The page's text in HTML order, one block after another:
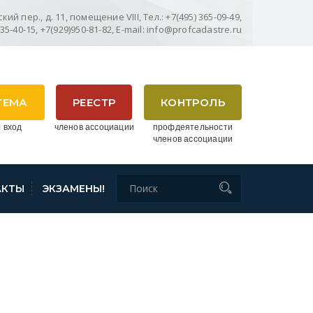
пер., д. 11, помещение VIII, Тел.: +7(495) 365-09-49,
40-15, +7(929)950-81-82, E-mail: info@profcadastre.ru
КОНТРОЛЬ
профдеятельности
членов ассоциации
РЕЕСТР
членов ассоциации
вход
ЭКЗАМЕНЫ!